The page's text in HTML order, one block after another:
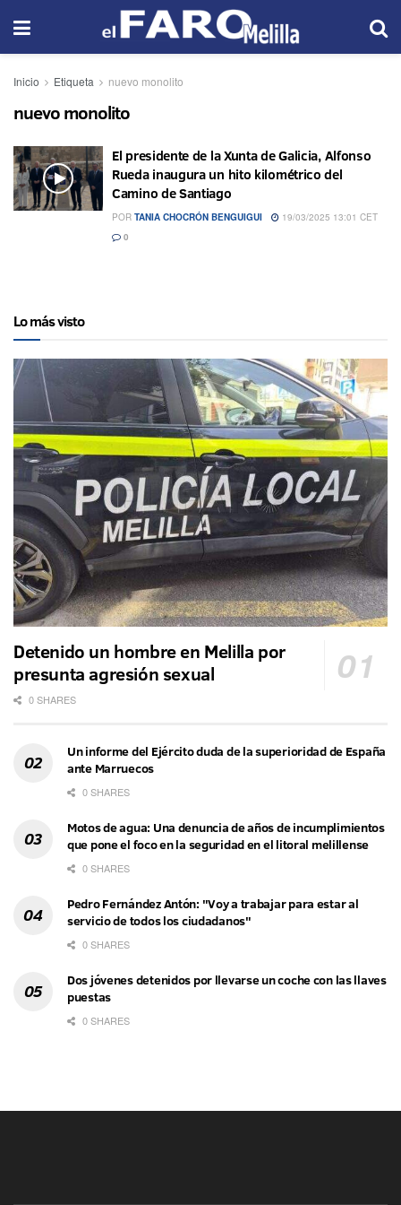
Inicio Etiqueta nuevo monolito
nuevo monolito
El presidente de la Xunta de Galicia, Alfonso
Rueda inaugura un hito kilométrico del
Camino de Santiago
POR TANIA CHOCRÓN BENGUIGUI
19/03/2025 13:01 CET
0
Lo más visto
Detenido un hombre en Melilla por
presunta agresión sexual
0 SHARES
Un informe del Ejército duda de la superioridad de España
ante Marruecos
0 SHARES
Motos de agua: Una denuncia de años de incumplimientos
que pone el foco en la seguridad en el litoral melillense
0 SHARES
Pedro Fernández Antón: "Voy a trabajar para estar al
servicio de todos los ciudadanos"
0 SHARES
Dos jóvenes detenidos por llevarse un coche con las llaves
puestas
0 SHARES